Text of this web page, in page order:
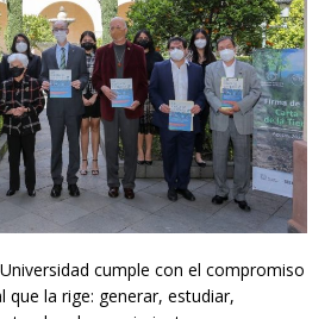
cumple con el compromiso
que la rige: generar, estudiar,